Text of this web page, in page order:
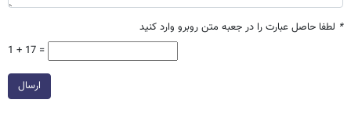
* لطفا حاصل عبارت را در جعبه متن روبرو وارد کنید
1 + 17 =
ارسال